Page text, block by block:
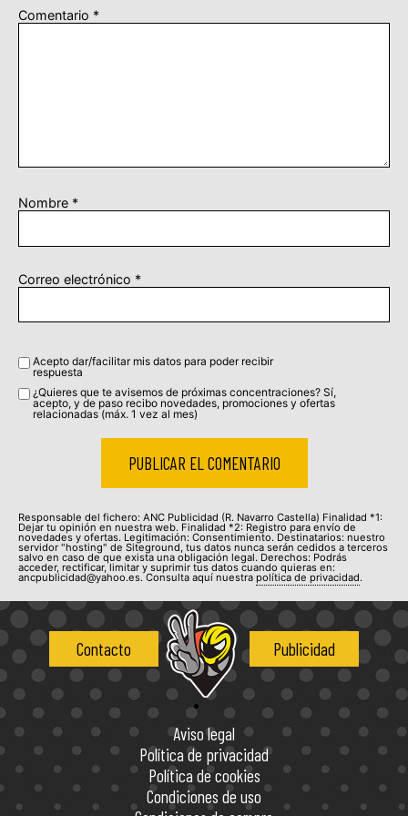
Comentario *
Nombre *
Correo electrónico *
Acepto dar/facilitar mis datos para poder recibir
respuesta
¿Quieres que te avisemos de próximas concentraciones? Sí,
acepto, y de paso recibo novedades, promociones y ofertas
relacionadas (máx. 1 vez al mes)
Responsable del fichero: ANC Publicidad (R. Navarro Castella) Finalidad *1:
Dejar tu opinión en nuestra web. Finalidad *2: Registro para envío de
novedades y ofertas. Legitimación: Consentimiento. Destinatarios: nuestro
servidor "hosting" de Siteground, tus datos nunca serán cedidos a terceros
salvo en caso de que exista una obligación legal. Derechos: Podrás
acceder, rectificar, limitar y suprimir tus datos cuando quieras en:
ancpublicidad@yahoo.es. Consulta aquí nuestra política de privacidad.
Contacto Publicidad
Aviso legal
Política de privacidad
Política de cookies
Condiciones de uso